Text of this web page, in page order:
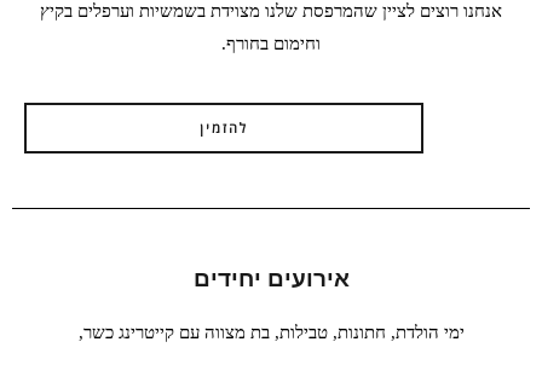
אנחנו רוצים לציין שהמרפסת שלנו מצוידת בשמשיות וערפלים בקיץ
וחימום בחורף.
להזמין
אירועים יחידים
ימי הולדת, חתונות, טבילות, בת מצווה עם קייטרינג כשר,